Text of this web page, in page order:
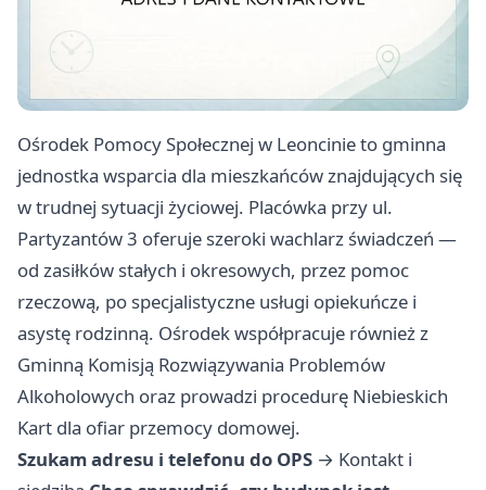
Ośrodek Pomocy Społecznej w Leoncinie to gminna
jednostka wsparcia dla mieszkańców znajdujących się
w trudnej sytuacji życiowej. Placówka przy ul.
Partyzantów 3 oferuje szeroki wachlarz świadczeń —
od zasiłków stałych i okresowych, przez pomoc
rzeczową, po specjalistyczne usługi opiekuńcze i
asystę rodzinną. Ośrodek współpracuje również z
Gminną Komisją Rozwiązywania Problemów
Alkoholowych oraz prowadzi procedurę Niebieskich
Kart dla ofiar przemocy domowej.
Szukam adresu i telefonu do OPS → Kontakt i